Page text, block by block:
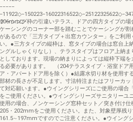
−−−−−
ケーシング枠の引違いテラス、ドアの四方タイプの場
ケーシングのコーナー部を踏むことでケーシングが割
があるので「三方タイプ＋出窓カウンター」をご利用
い。●三方タイプの縦枠は、窓タイプの場合は窓台上
ングルしゃくりなし）、テラスタイプはフロア上納ま
としております。現場の納まりによっては縦枠下端を
る必要があります。 （204テラスタイプ・浴室ドア
ア・アパートドア用を除く）●結露水切り材を使用す
部材の長さが不足します。寸法特注またはフリーカッ
て対応願います。●ウイングシリーズにご使用の場合
をご使用ください。●ウイングシリーズサニタリーユ
使用の場合、ノンケーシング窓枠セット／突き付け仕
205・202mmをご使用ください。また、対象壁厚残
161.5∼197mmですのでご注意ください。●ウイング